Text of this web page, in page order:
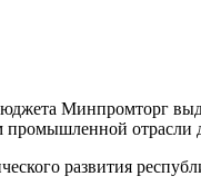
Минпромторг
отрасли
развития